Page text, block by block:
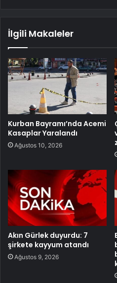
İlgili Makaleler
Kurban Bayramı’nda Acemi
Kasaplar Yaralandı
Ağustos 10, 2026
Akın Gürlek duyurdu: 7
şirkete kayyum atandı
Ağustos 9, 2026